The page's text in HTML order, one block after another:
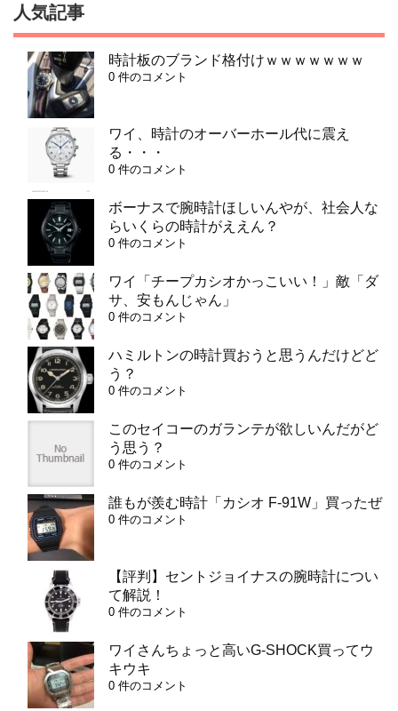
人気記事
時計板のブランド格付けｗｗｗｗｗｗｗ
0 件のコメント
ワイ、時計のオーバーホール代に震え
る・・・
0 件のコメント
ボーナスで腕時計ほしいんやが、社会人な
らいくらの時計がええん？
0 件のコメント
ワイ「チープカシオかっこいい！」敵「ダ
サ、安もんじゃん」
0 件のコメント
ハミルトンの時計買おうと思うんだけどど
う？
0 件のコメント
このセイコーのガランテが欲しいんだがど
う思う？
0 件のコメント
誰もが羨む時計「カシオ F-91W」買ったぜ
0 件のコメント
【評判】セントジョイナスの腕時計につい
て解説！
0 件のコメント
ワイさんちょっと高いG-SHOCK買ってウ
キウキ
0 件のコメント